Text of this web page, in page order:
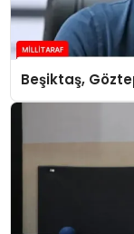
Beşiktaş,